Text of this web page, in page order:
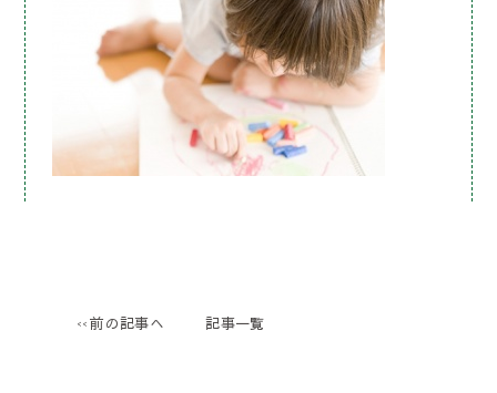
前の記事へ 記事一覧